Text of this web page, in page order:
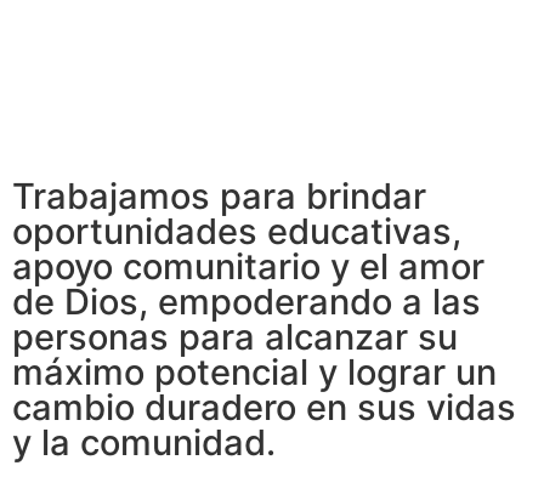
Trabajamos para brindar
oportunidades educativas,
apoyo comunitario y el amor
de Dios, empoderando a las
personas para alcanzar su
máximo potencial y lograr un
cambio duradero en sus vidas
y la comunidad.